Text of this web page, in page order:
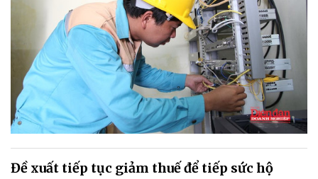
Đề xuất tiếp tục giảm thuế để tiếp sức hộ